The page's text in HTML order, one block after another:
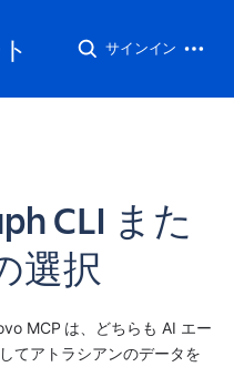
サインイン
CLI また
選択
MCP は、どちらも AI エー
てアトラシアンのデータを